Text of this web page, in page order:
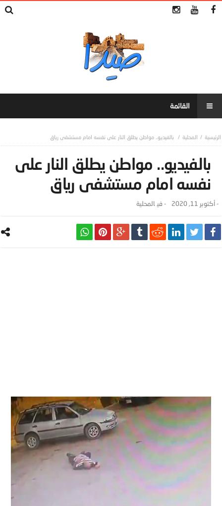
المحلية بالفيديو.. مواطن يطلق النار على نفسه امام مستشفى رياق
بالفيديو.. مواطن يطلق النار على
نفسه امام مستشفى رياق
-أكتوبر 11, 2020 - ‎في المحلية